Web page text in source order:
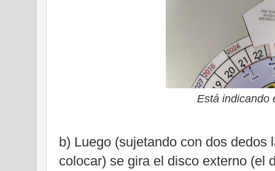
Está indicando
b) Luego (sujetando con dos dedos
colocar) se gira el disco externo (el